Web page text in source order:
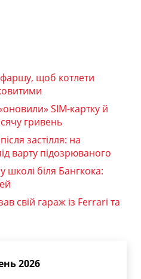
щоб котлети
SIM-картку й
гривень
застілля: на
варту підозрюваного
школі біля Бангкока:
свій гараж із Ferrari та
2026